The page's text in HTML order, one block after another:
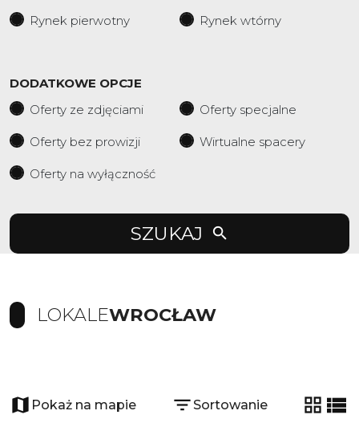
Rynek pierwotny
Rynek wtórny
DODATKOWE OPCJE
Oferty ze zdjęciami
Oferty specjalne
Oferty bez prowizji Wirtualne spacery
Oferty na wyłączność
SZUKAJ
LOKALEWROCŁAW
−Pokaż na mapie Sortowanie
tabela